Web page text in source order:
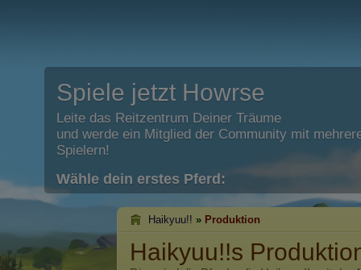
Spiele jetzt Howrse
Leite das Reitzentrum Deiner Träume
und werde ein Mitglied der Community mit
Spielern!
Wähle dein erstes Pferd:
Haikyuu!! » Produktion
Haikyuu!!s